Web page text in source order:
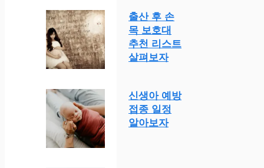
출산 후 손
목 보호대
추천 리스트
살펴보자
신생아 예방
접종 일정
알아보자